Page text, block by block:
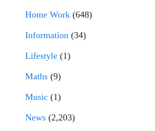
Home Work (648)
Information (34)
Lifestyle (1)
Maths (9)
Music (1)
News (2,203)